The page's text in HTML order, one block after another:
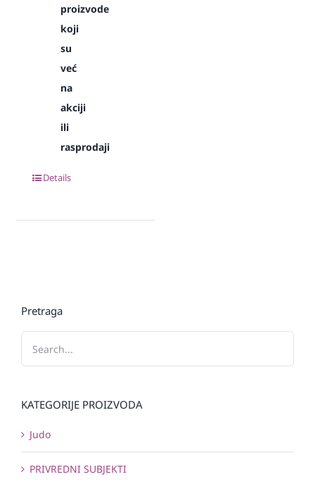
proizvode
koji
su
već
na
akciji
ili
rasprodaji
Details
Pretraga
KATEGORIJE PROIZVODA
Judo
PRIVREDNI SUBJEKTI